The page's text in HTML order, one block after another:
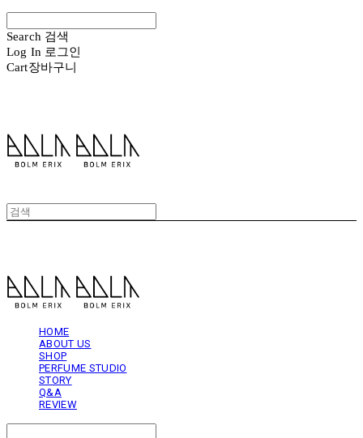
Search 검색
Log In 로그인
Cart장바구니
HOME
ABOUT US
SHOP
PERFUME STUDIO
STORY
Q&A
REVIEW